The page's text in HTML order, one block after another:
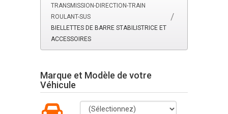
TRANSMISSION-DIRECTION-TRAIN
ROULANT-SUS
BIELLETTES DE BARRE STABILISTRICE ET
ACCESSOIRES
Marque et Modèle de votre
Véhicule